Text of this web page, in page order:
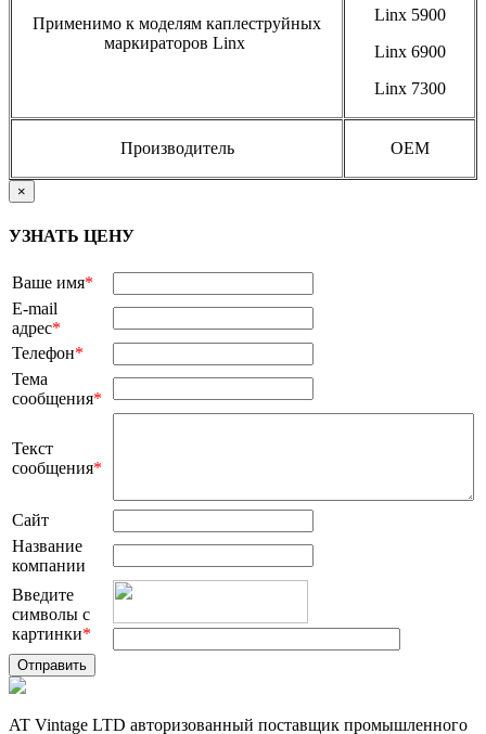
Применимо к моделям каплеструйных
маркираторов Linx
Linx 5900
Linx 6900
Linx 7300
Производитель OEM
×
УЗНАТЬ ЦЕНУ
Ваше имя*
E-mail
адрес*
Телефон*
Тема
сообщения*
Текст
сообщения*
Сайт
Название
компании
Введите
символы с
картинки*
AT Vintage LTD авторизованный поставщик промышленного